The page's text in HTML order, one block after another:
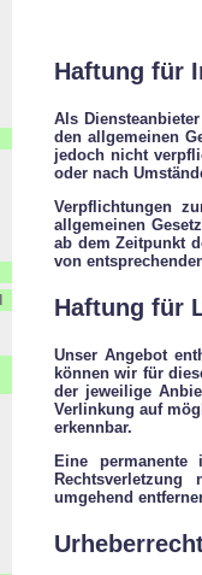
Haftung für
Als
den allgemeinen
jedoch nicht
oder nach
Verpflichtungen
allgemeinen
ab dem Zeitpunkt
von
Haftung für
Unser Angebot
können wir für
der jeweilige
Verlinkung auf
erkennbar.
Eine
umgehend